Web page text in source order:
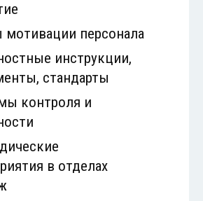
персонала
инструкции,
стандарты
контроля и
в отделах